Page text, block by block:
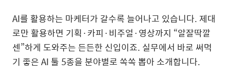
AI를 활용하는 마케터가 갈수록 늘어나고 있습니다. 제대
로만 활용하면 기획·카피·비주얼·영상까지 “알잘딱깔
센”하게 도와주는 든든한 신입이죠. 실무에서 바로 써먹
기 좋은 AI 툴 5종을 분야별로 쏙쏙 뽑아 소개합니다.